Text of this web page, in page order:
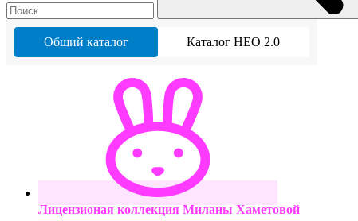
Общий каталог Каталог НЕО 2.0
Лицензионая коллекция Миланы Хаметовой